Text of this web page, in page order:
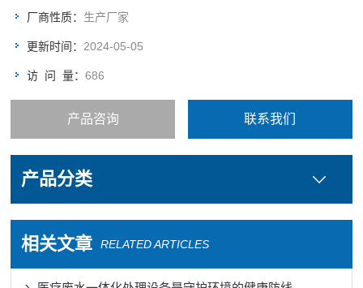
厂商性质： 生产厂家
更新时间： 2024-05-05
访 问 量：686
产品咨询 联系我们
产品分类
相关文章 RELATED ARTICLES